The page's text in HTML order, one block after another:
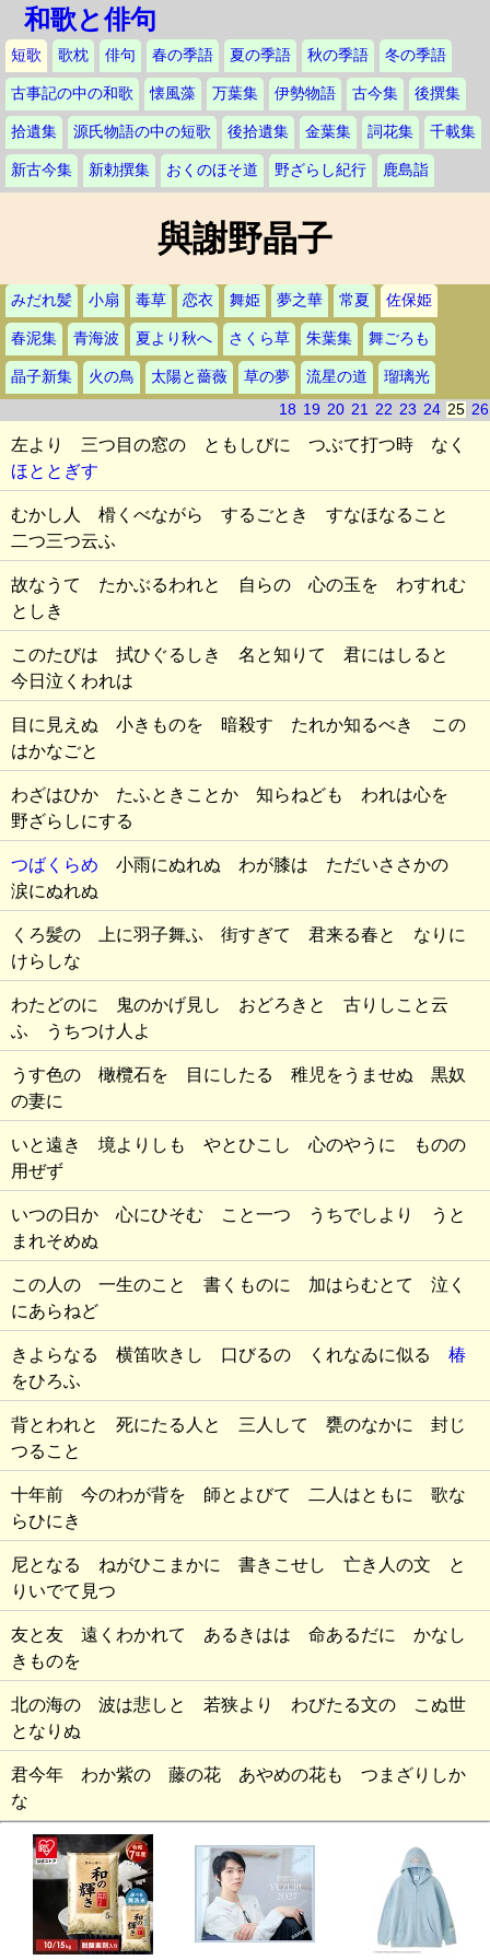
和歌と俳句
短歌 歌枕 俳句 春の季語 夏の季語 秋の季語 冬の季語
古事記の中の和歌 懐風藻 万葉集 伊勢物語 古今集 後撰集
拾遺集 源氏物語の中の短歌 後拾遺集 金葉集 詞花集 千載集
新古今集 新勅撰集 おくのほそ道 野ざらし紀行 鹿島詣
與謝野晶子
みだれ髪 小扇 毒草 恋衣 舞姫 夢之華 常夏 佐保姫
春泥集 青海波 夏より秋へ さくら草 朱葉集 舞ごろも
晶子新集 火の鳥 太陽と薔薇 草の夢 流星の道
瑠璃光
18 19 20 21 22 23 24 25 26
左より 三つ目の窓の ともしびに つぶて打つ時 なく
ほととぎす
むかし人 榾くべながら するごとき すなほなること
二つ三つ云ふ
故なうて たかぶるわれと 自らの 心の玉を わすれむ
としき
このたびは 拭ひぐるしき 名と知りて 君にはしると
今日泣くわれは
目に見えぬ 小きものを 暗殺す たれか知るべき この
はかなごと
わざはひか たふときことか 知らねども われは心を
野ざらしにする
つばくらめ 小雨にぬれぬ わが膝は ただいささかの
涙にぬれぬ
くろ髪の 上に羽子舞ふ 街すぎて 君来る春と なりに
けらしな
わたどのに 鬼のかげ見し おどろきと 古りしこと云
ふ うちつけ人よ
うす色の 橄欖石を 目にしたる 稚児をうませぬ 黒奴
の妻に
いと遠き 境よりしも やとひこし 心のやうに ものの
用ぜず
いつの日か 心にひそむ こと一つ うちでしより うと
まれそめぬ
この人の 一生のこと 書くものに 加はらむとて 泣く
にあらねど
きよらなる 横笛吹きし 口びるの くれなゐに似る 椿
をひろふ
背とわれと 死にたる人と 三人して 甕のなかに 封じ
つること
十年前 今のわが背を 師とよびて 二人はともに 歌な
らひにき
尼となる ねがひこまかに 書きこせし 亡き人の文 と
りいでて見つ
友と友 遠くわかれて あるきはは 命あるだに かなし
きものを
北の海の 波は悲しと 若狭より わびたる文の こぬ世
となりぬ
君今年 わか紫の 藤の花 あやめの花も つまざりしか
な